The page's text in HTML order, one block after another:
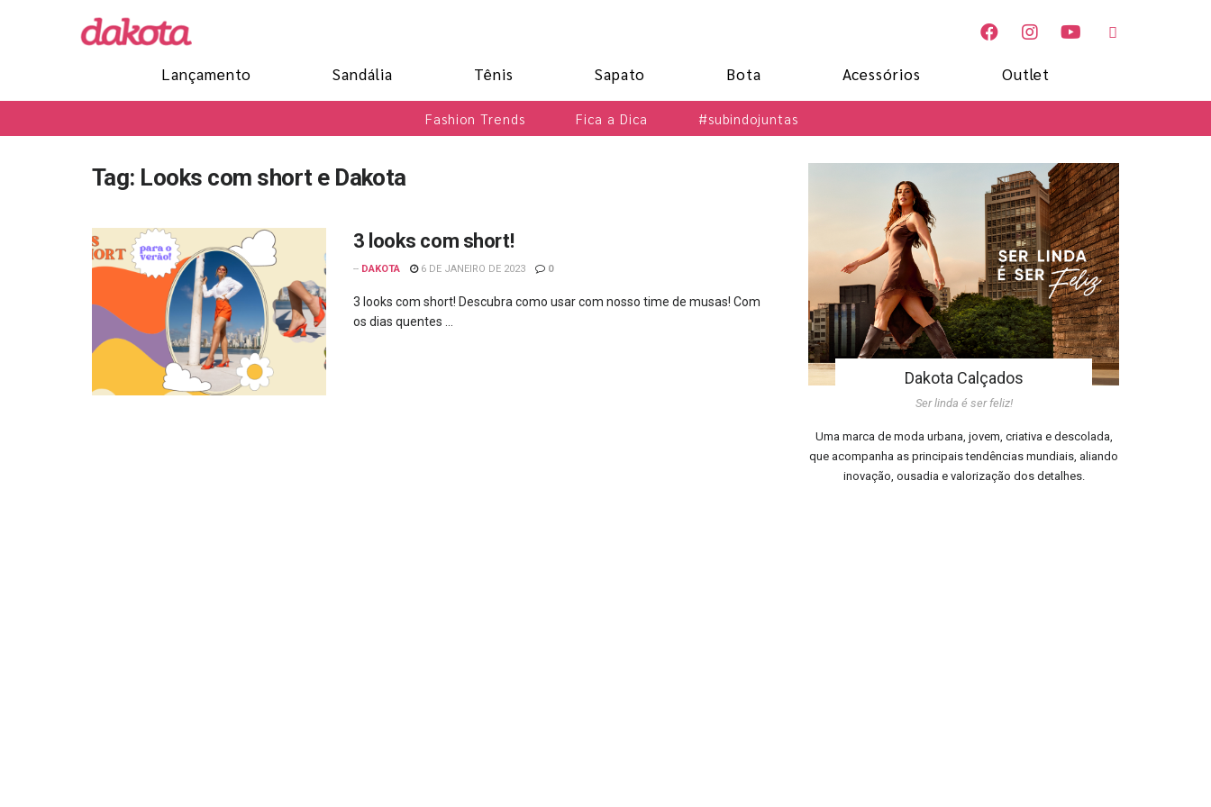
Lançamento Sandália Tênis Sapato Bota Acessórios Outlet
Fashion Trends Fica a Dica #subindojuntas
Tag: Looks com short e Dakota
3 looks com short!
-- DAKOTA 6 DE JANEIRO DE 2023 0
3 looks com short! Descubra como usar com nosso time de musas! Com
os dias quentes ...
Dakota Calçados
Ser linda é ser feliz!
Uma marca de moda urbana, jovem, criativa e descolada,
que acompanha as principais tendências mundiais, aliando
inovação, ousadia e valorização dos detalhes.